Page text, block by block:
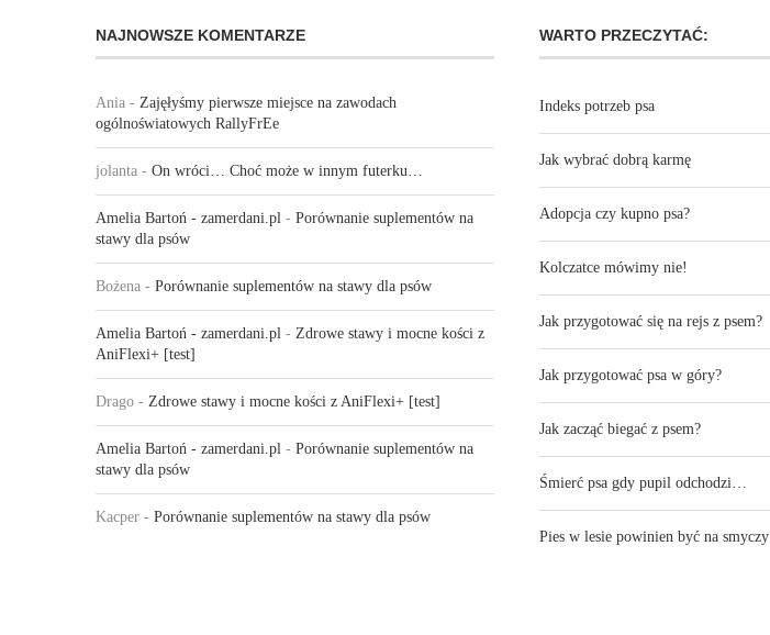
NAJNOWSZE KOMENTARZE
Ania - Zajęłyśmy pierwsze miejsce na zawodach
ogólnoświatowych RallyFrEe
jolanta - On wróci… Choć może w innym futerku…
Amelia Bartoń - zamerdani.pl - Porównanie suplementów na
stawy dla psów
Bożena - Porównanie suplementów na stawy dla psów
Amelia Bartoń - zamerdani.pl - Zdrowe stawy i mocne kości z
AniFlexi+ [test]
Drago - Zdrowe stawy i mocne kości z AniFlexi+ [test]
Amelia Bartoń - zamerdani.pl - Porównanie suplementów na
stawy dla psów
Kacper - Porównanie suplementów na stawy dla psów
WARTO PRZECZYTAĆ:
Indeks potrzeb psa
Jak wybrać dobrą karmę
Adopcja czy kupno psa?
Kolczatce mówimy nie!
Jak przygotować się na rejs z psem?
Jak przygotować psa w góry?
Jak zacząć biegać z psem?
Śmierć psa gdy pupil odchodzi…
Pies w lesie powinien być na smyczy